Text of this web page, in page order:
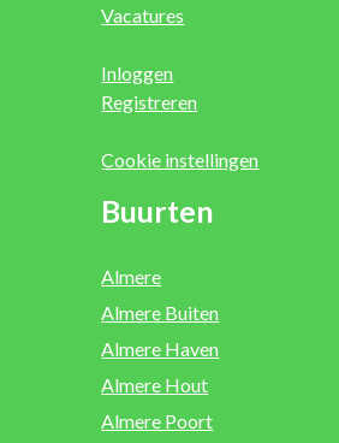
Vacatures
Inloggen
Registreren
Cookie instellingen
Buurten
Almere
Almere Buiten
Almere Haven
Almere Hout
Almere Poort